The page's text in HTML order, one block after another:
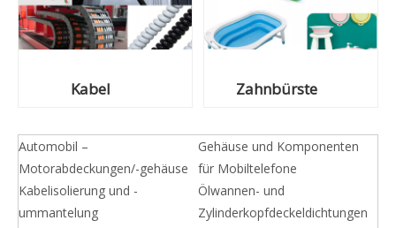
Kabel Zahnbürste
Automobil –
Motorabdeckungen/-gehäuse
Kabelisolierung und -
ummantelung
Gehäuse und Komponenten
für Mobiltelefone
Ölwannen- und
Zylinderkopfdeckeldichtungen